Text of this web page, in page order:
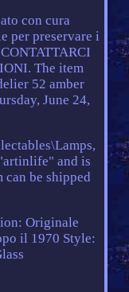
con cura
per preservare i
The item
52 amber
June 24,
and is
can be shipped
Originale
il 1970 Style: